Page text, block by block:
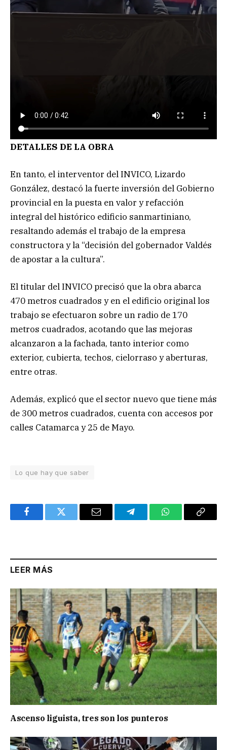
DETALLES DE LA OBRA
En tanto, el interventor del INVICO, Lizardo
González, destacó la fuerte inversión del Gobierno
provincial en la puesta en valor y refacción
integral del histórico edificio sanmartiniano,
resaltando además el trabajo de la empresa
constructora y la “decisión del gobernador Valdés
de apostar a la cultura”.
El titular del INVICO precisó que la obra abarca
470 metros cuadrados y en el edificio original los
trabajo se efectuaron sobre un radio de 170
metros cuadrados, acotando que las mejoras
alcanzaron a la fachada, tanto interior como
exterior, cubierta, techos, cielorraso y aberturas,
entre otras.
Además, explicó que el sector nuevo que tiene más
de 300 metros cuadrados, cuenta con accesos por
calles Catamarca y 25 de Mayo.
Lo que hay que saber
FacebookTwitter Email TelegramWhatsAppCopy
LEER MÁS
Ascenso liguista, tres son los punteros